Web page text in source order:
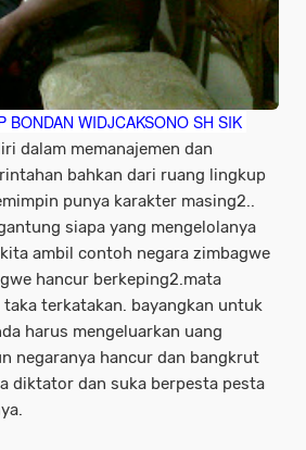
WIDJCAKSONO SH SIK
dalam memanajemen dan
bahkan dari ruang lingkup
punya karakter masing2..
siapa yang mengelolanya
ambil contoh negara zimbagwe
hancur berkeping2.mata
terkatakan. bayangkan untuk
harus mengeluarkan uang
negaranya hancur dan bangkrut
diktator dan suka berpesta pesta